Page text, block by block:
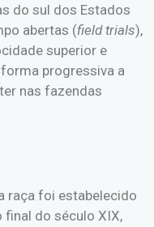
do sul dos Estados
abertas (field trials),
superior e
progressiva a
nas fazendas
raça foi estabelecido
do século XIX,